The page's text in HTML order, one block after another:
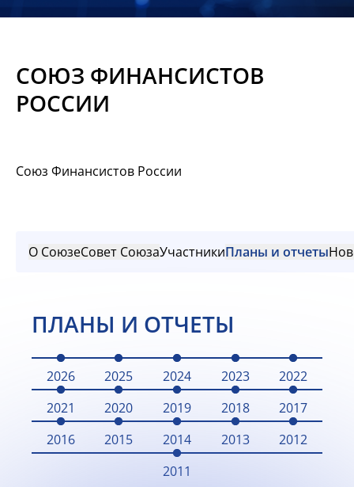
Материалы
СОЮЗ ФИНАНСИСТОВ
РОССИИ
Союз Финансистов России
О СоюзеСовет СоюзаУчастникиПланы и отчеты
ПЛАНЫ И ОТЧЕТЫ
2026 2025 2024 2023
2022
2021
2020 2019 2018
2017
2016
2015 2014 2013
2012
2011